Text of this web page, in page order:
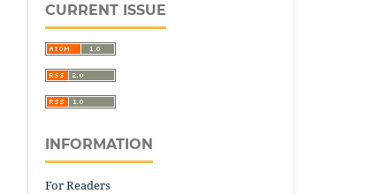
CURRENT ISSUE
INFORMATION
For Readers